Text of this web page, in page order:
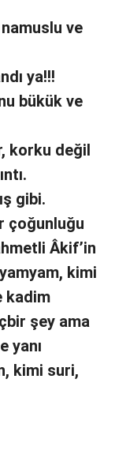
ve
ya!!!
bükük ve
korku değil
gibi.
çoğunluğu
Âkif’in
kimi
kadim
şey ama
yanı
kimi suri,